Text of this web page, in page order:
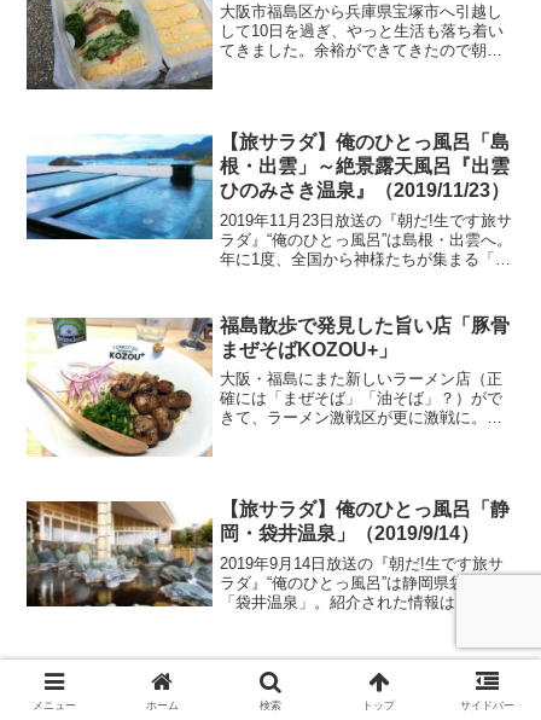
大阪市福島区から兵庫県宝塚市へ引越し
して10日を過ぎ、やっと生活も落ち着い
てきました。余裕ができてきたので朝か
街並みをキョロキョロ...
【旅サラダ】俺のひとっ風呂「島
根・出雲」～絶景露天風呂『出雲
ひのみさき温泉』（2019/11/23）
2019年11月23日放送の『朝だ!生です旅サ
ラダ』“俺のひとっ風呂”は島根・出雲へ。
年に1度、全国から神様たちが集まる「神
露天風呂でリフレッシュ！紹介された情
報はこち...
福島散歩で発見した旨い店「豚骨
まぜそばKOZOU+」
大阪・福島にまた新しいラーメン店（正
確には「まぜそば」「油そば」？）がで
きて、ラーメン激戦区が更に激戦に。し
まち」のすぐ近く。な...
【旅サラダ】俺のひとっ風呂「静
岡・袋井温泉」（2019/9/14）
2019年9月14日放送の『朝だ!生です旅サ
ラダ』“俺のひとっ風呂”は静岡県袋井市
「袋井温泉」。紹介された情報はこち
スポンサーリンク
メニュー ホーム 検索 トップ サイドバー